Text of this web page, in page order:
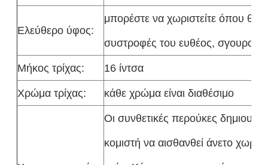
Ελεύθερο ύφος:
μπορέστε να χωριστείτε όπου
συστροφές του ευθέος, σγουρού,
Μήκος τρίχας:
16 ίντσα
Χρώμα τρίχας:
κάθε χρώμα είναι διαθέσιμο
Οι συνθετικές περούκες
κομιστή να αισθανθεί άνετο